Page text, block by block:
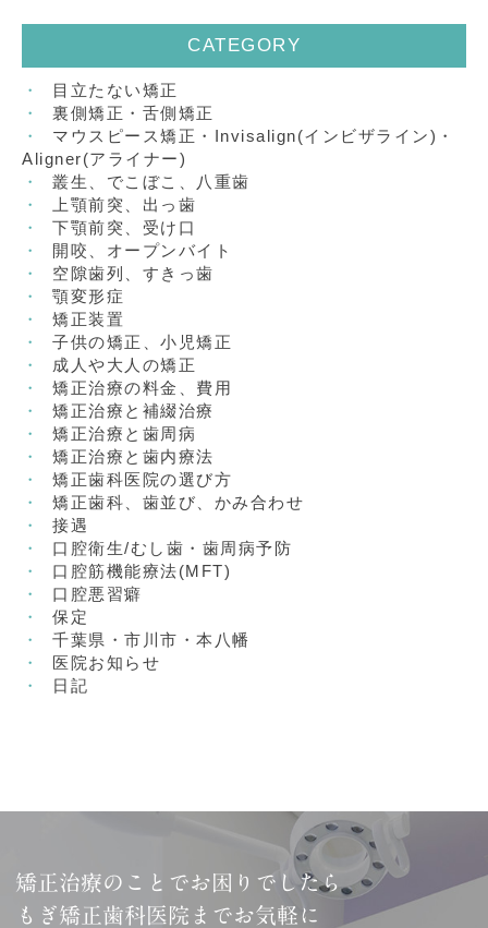
CATEGORY
目立たない矯正
裏側矯正・舌側矯正
マウスピース矯正・Invisalign(インビザライン)・
Aligner(アライナー)
叢生、でこぼこ、八重歯
上顎前突、出っ歯
下顎前突、受け口
開咬、オープンバイト
空隙歯列、すきっ歯
顎変形症
矯正装置
子供の矯正、小児矯正
成人や大人の矯正
矯正治療の料金、費用
矯正治療と補綴治療
矯正治療と歯周病
矯正治療と歯内療法
矯正歯科医院の選び方
矯正歯科、歯並び、かみ合わせ
接遇
口腔衛生/むし歯・歯周病予防
口腔筋機能療法(MFT)
口腔悪習癖
保定
千葉県・市川市・本八幡
医院お知らせ
日記
矯正治療のことでお困りでしたら
もぎ矯正歯科医院までお気軽に